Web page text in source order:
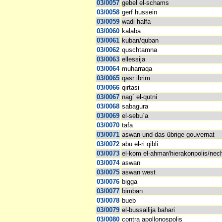
03/0057 gebel el-schams
03/0058 gerf hussein
03/0059 wadi halfa
03/0060 kalaba
03/0061 kuban/quban
03/0062 quschtamna
03/0063 ellessija
03/0064 muharraqa
03/0065 qasr ibrim
03/0066 qirtasi
03/0067 nag` el-qutni
03/0068 sabagura
03/0069 el-sebu`a
03/0070 tafa
03/0071 aswan und das übrige gouvernat
03/0072 abu el-ri qibli
03/0073 el-kom el-ahmar/hierakonpolis/
03/0074 aswan
03/0075 aswan west
03/0076 bigga
03/0077 bimban
03/0078 bueb
03/0079 el-bussailija bahari
03/0080 contra apollonospolis